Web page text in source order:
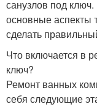
санузлов под
основные аспекты
сделать
Что включается в
ключ?
Ремонт ванных
себя следующие